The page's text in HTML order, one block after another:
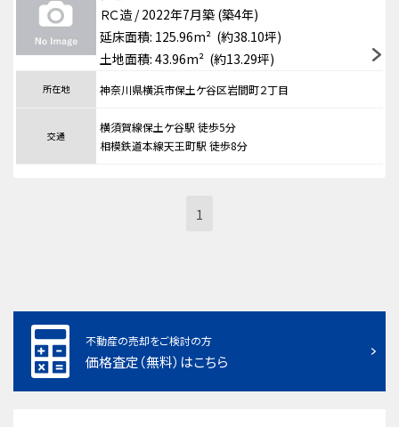
ＲＣ造 / 2022年7月築 (築4年)
延床面積: 125.96m² (約38.10坪)
土地面積: 43.96m² (約13.29坪)
所在地 神奈川県横浜市保土ケ谷区岩間町２丁目
交通
横須賀線保土ケ谷駅 徒歩5分
相模鉄道本線天王町駅 徒歩8分
1
不動産の売却をご検討の方
価格査定（無料）はこちら